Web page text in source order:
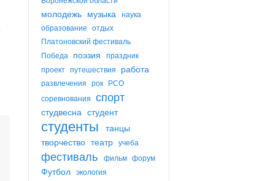
молодежь музыка наука
образование отдых
Платоновский фестиваль
Победа поэзия праздник
проект путешествия работа
развлечения рок РСО
соревнования спорт
студвесна студент
студенты танцы
творчество театр учеба
фестиваль фильм форум
Футбол экология